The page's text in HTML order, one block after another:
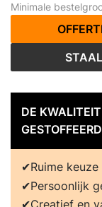
Minimale
DE
Ruime
Persoonlijk